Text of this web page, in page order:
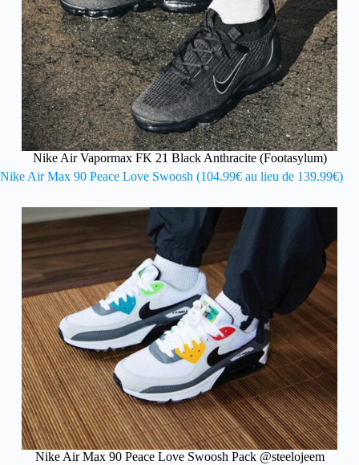
Nike Air Vapormax FK 21 Black Anthracite (Footasylum)
Nike Air Max 90 Peace Love Swoosh (104.99€ au lieu de 139.99€)
Nike Air Max 90 Peace Love Swoosh Pack @steelojeem